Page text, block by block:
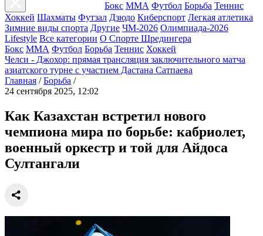
Бокс ММА Футбол Борьба Теннис
Хоккей Шахматы Футзал Дзюдо Киберспорт Легкая атлетика
Зимние виды спорта Другие ЧМ-2026 Олимпиада-2026
Lifestyle Все категории О Спорте Шредингера
Бокс ММА Футбол Борьба Теннис Хоккей
Челси - Джохор: прямая трансляция заключительного матча
азиатского турне с участием Дастана Сатпаева
Главная / Борьба /
24 сентября 2025, 12:02
Как Казахстан встретил нового
чемпиона мира по борьбе: кабриолет,
военный оркестр и той для Айдоса
Султангали